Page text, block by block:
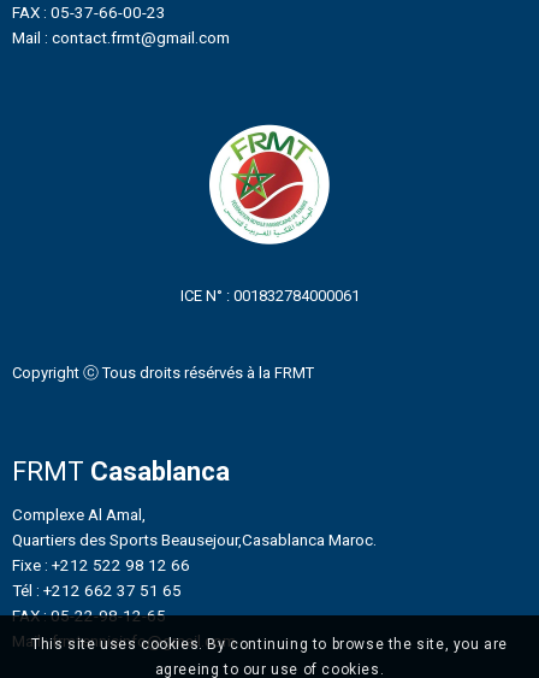
FAX : 05-37-66-00-23
Mail : contact.frmt@gmail.com
ICE N° : 001832784000061
Copyright ⓒ Tous droits résérvés à la FRMT
FRMT Casablanca
Complexe Al Amal,
Quartiers des Sports Beausejour,Casablanca Maroc.
Fixe : +212 522 98 12 66
Tél : +212 662 37 51 65
FAX : 05-22-98-12-65
Mail : frmtennisinfo@gmail.com
This site uses cookies. By continuing to browse the site, you are
agreeing to our use of cookies.